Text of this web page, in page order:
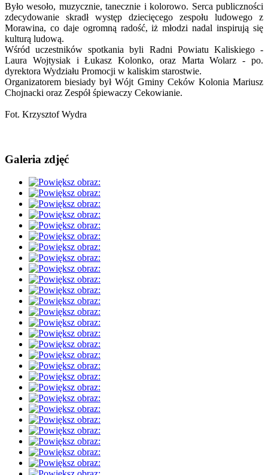
Było wesoło, muzycznie, tanecznie i kolorowo. Serca publiczności
zdecydowanie skradł występ dziecięcego zespołu ludowego z
Morawina, co daje ogromną radość, iż młodzi nadal inspirują się
kulturą ludową.
Laura Wojtysiak i Łukasz Kolonko, oraz Marta Wolarz - po.
dyrektora Wydziału Promocji w kaliskim starostwie.
Organizatorem biesiady był Wójt Gminy Ceków Kolonia Mariusz
Chojnacki oraz Zespół śpiewaczy Cekowianie.
Fot. Krzysztof Wydra
Galeria zdjęć